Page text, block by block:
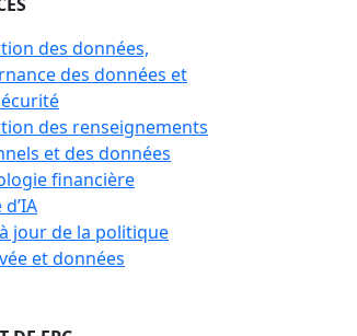
des données,
des données et
des renseignements
et des données
financière
jour de la politique
et données